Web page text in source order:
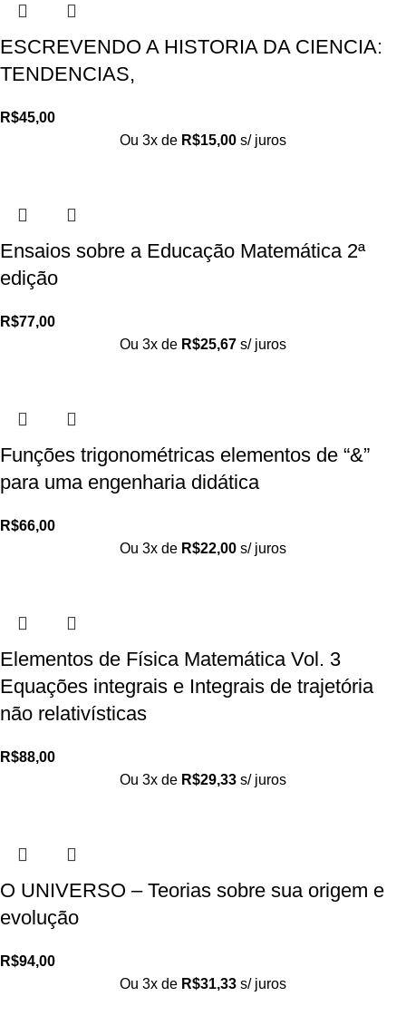
ESCREVENDO A HISTORIA DA CIENCIA:
TENDENCIAS,
R$45,00
Ou 3x de R$15,00 s/ juros
Ensaios sobre a Educação Matemática 2ª
edição
R$77,00
Ou 3x de R$25,67 s/ juros
Funções trigonométricas elementos de “&”
para uma engenharia didática
R$66,00
Ou 3x de R$22,00 s/ juros
Elementos de Física Matemática Vol. 3
Equações integrais e Integrais de trajetória
não relativísticas
R$88,00
Ou 3x de R$29,33 s/ juros
O UNIVERSO – Teorias sobre sua origem e
evolução
R$94,00
Ou 3x de R$31,33 s/ juros